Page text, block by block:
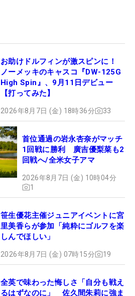
お助けドルフィンが激スピンに！
ノーメッキのキャスコ『DW-125G
High Spin』、9月11日デビュー
【打ってみた】
2026年8月7日 (金) 18時36分 33
首位通過の岩永杏奈がマッチ
1回戦に勝利 廣吉優梨菜も2
回戦へ/全米女子アマ
2026年8月7日 (金) 10時04分
1
笹生優花主催ジュニアイベントに宮
里美香らが参加「純粋にゴルフを楽
しんでほしい」
2026年8月7日 (金) 07時15分 19
全英で味わった悔しさ「自分も戦え
るはずなのに」 佐久間朱莉に強ま